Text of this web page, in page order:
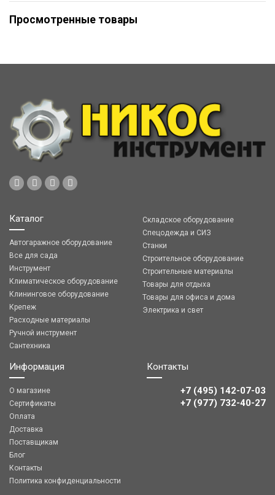
Просмотренные товары
Каталог
Автогаражное оборудование
Все для сада
Инструмент
Климатическое оборудование
Клининговое оборудование
Крепеж
Расходные материалы
Ручной инструмент
Сантехника
Складское оборудование
Спецодежда и СИЗ
Станки
Строительное оборудование
Строительные материалы
Товары для отдыха
Товары для офиса и дома
Электрика и свет
Информация
О магазине
Сертификаты
Оплата
Доставка
Поставщикам
Блог
Контакты
Политика конфиденциальности
Контакты
+7 (495) 142-07-03
‎‎+7 (977) 732-40-27